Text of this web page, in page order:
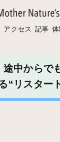
アクセス 記事
途中からで
“リスター